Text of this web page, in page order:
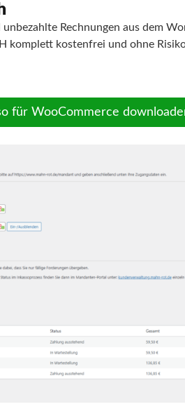
Rechnungen aus dem
kostenfrei und ohne
für WooCommerce